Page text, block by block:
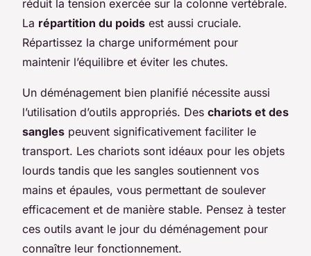
réduit la tension exercée sur la colonne vertébrale.
La répartition du poids est aussi cruciale.
Répartissez la charge uniformément pour
maintenir l’équilibre et éviter les chutes.
Un déménagement bien planifié nécessite aussi
l’utilisation d’outils appropriés. Des chariots et des
sangles peuvent significativement faciliter le
transport. Les chariots sont idéaux pour les objets
lourds tandis que les sangles soutiennent vos
mains et épaules, vous permettant de soulever
efficacement et de manière stable. Pensez à tester
ces outils avant le jour du déménagement pour
connaître leur fonctionnement.